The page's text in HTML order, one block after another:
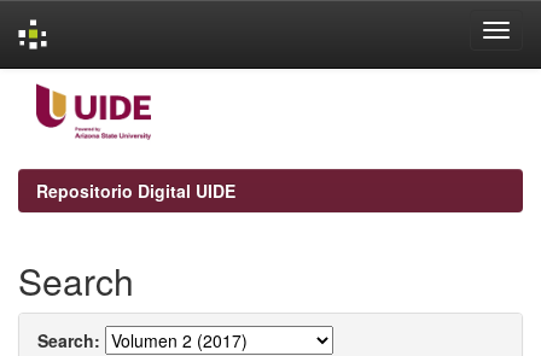
navigation
Repositorio Digital UIDE
Search
Search: